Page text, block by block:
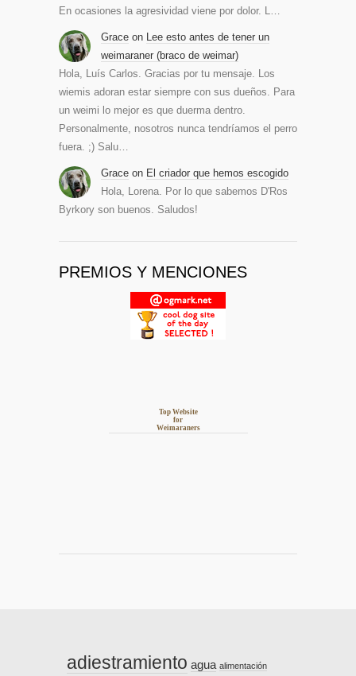
En ocasiones la agresividad viene por dolor. L…
Grace on Lee esto antes de tener un
weimaraner (braco de weimar)
Hola, Luís Carlos. Gracias por tu mensaje. Los
wiemis adoran estar siempre con sus dueños. Para
un weimi lo mejor es que duerma dentro.
Personalmente, nosotros nunca tendríamos el perro
fuera. ;) Salu…
Grace on El criador que hemos escogido
Hola, Lorena. Por lo que sabemos D'Ros
Byrkory son buenos. Saludos!
PREMIOS Y MENCIONES
Top Website
for
Weimaraners
adiestramiento agua alimentación